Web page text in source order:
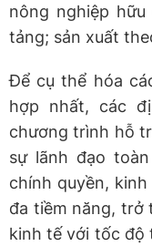
nông nghiệp
tảng; sản xuất
Để cụ thể hóa
hợp nhất, các
chương trình hỗ
sự lãnh đạo
chính quyền,
đa tiềm năng, trở
kinh tế với tốc độ